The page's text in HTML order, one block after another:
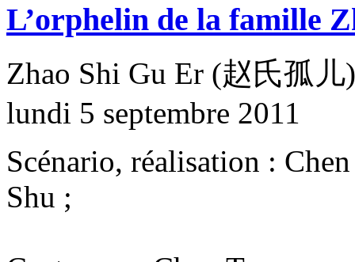
L’orphelin de la famille
Zhao Shi Gu Er (赵氏孤儿)
lundi 5 septembre 2011
Scénario, réalisation :
Shu ;